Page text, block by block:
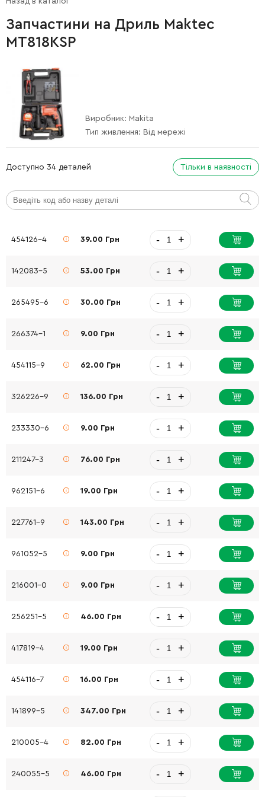
Запчастини на Дриль Maktec
MT818KSP
Виробник: Makita
Тип живлення: Від мережі
Доступно 34 деталей Тільки в наявності
454126-4 39.00 Грн - +
142083-5 53.00 Грн - +
265495-6 30.00 Грн - +
266374-1 9.00 Грн - +
454115-9 62.00 Грн - +
326226-9 136.00 Грн - +
233330-6 9.00 Грн - +
211247-3 76.00 Грн - +
962151-6 19.00 Грн - +
227761-9 143.00 Грн - +
961052-5 9.00 Грн - +
216001-0 9.00 Грн - +
256251-5 46.00 Грн - +
417819-4 19.00 Грн - +
454116-7 16.00 Грн - +
141899-5 347.00 Грн - +
210005-4 82.00 Грн - +
240055-5 46.00 Грн - +